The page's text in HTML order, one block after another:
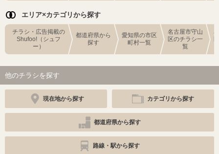
エリア×カテゴリから探す
チラシ・広告掲載の
Shufoo!（シュフ
ー）
都道府県から
探す
愛知県の市区
町村一覧
名古屋市守山
区のチラシ一
覧
他のチラシを探す
現在地から探す カテゴリから探す
都道府県から探す
路線・駅から探す